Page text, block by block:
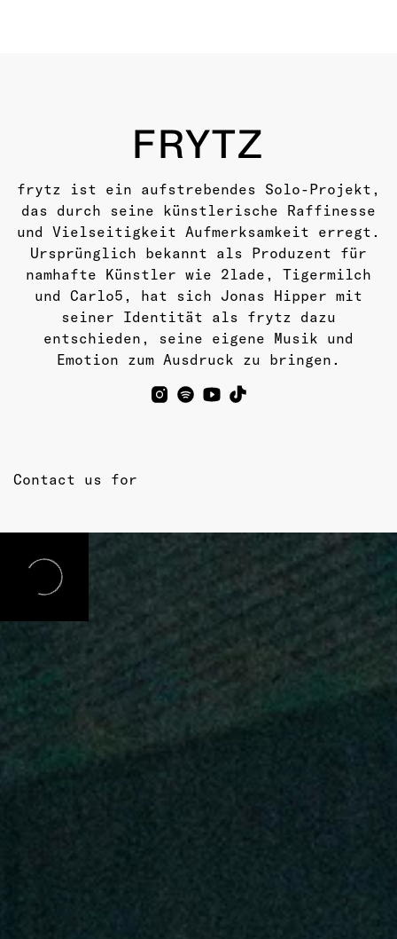
FRYTZ
frytz ist ein aufstrebendes Solo-Projekt,
das durch seine künstlerische Raffinesse
und Vielseitigkeit Aufmerksamkeit erregt.
Ursprünglich bekannt als Produzent für
namhafte Künstler wie 2lade, Tigermilch
und Carlo5, hat sich Jonas Hipper mit
seiner Identität als frytz dazu
entschieden, seine eigene Musik und
Emotion zum Ausdruck zu bringen.
Contact us for